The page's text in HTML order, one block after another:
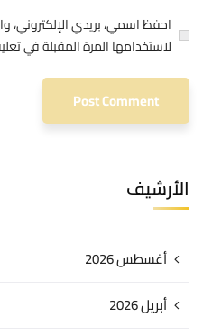
احفظ اسمي، بريدي الإلكتروني،
لاستخدامها المرة المقبلة في
الأرشيف
أغسطس 2026
أبريل 2026